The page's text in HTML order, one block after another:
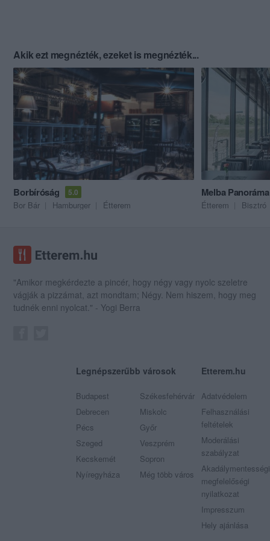
Akik ezt megnézték, ezeket is megnézték...
Borbíróság 5.0
Bor Bár Hamburger Étterem
Melba
Étterem Bisztró
"Amikor megkérdezte a pincér, hogy négy vagy nyolc szeletre
vágják a pizzámat, azt mondtam; Négy. Nem hiszem, hogy meg
tudnék enni nyolcat." - Yogi Berra
Legnépszerűbb városok
Budapest
Debrecen
Pécs
Szeged
Kecskemét
Nyíregyháza
Székesfehérvár
Miskolc
Győr
Veszprém
Sopron
Még több város
Etterem.hu
Adatvédelem
Felhasználási
feltételek
Moderálási
szabályzat
Akadálymentességi
megfelelőségi
nyilatkozat
Impresszum
Hely ajánlása